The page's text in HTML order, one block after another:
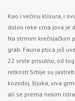
Kao i većinu klisura, i
dolini reke crna jova je
Na strmim krečnjačkim
grab. Fauna ptica još
22 vrste prisutno, od
retkosti Srbije su
kozodoj, šljuka, siva
ali se prema nekim